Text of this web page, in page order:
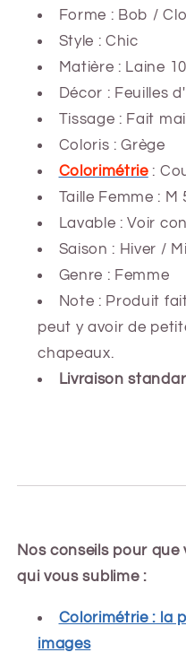
Forme : Bob /
Style : Chic
Matière : Laine
Décor : Feuilles
Tissage : Fait
Coloris : Grège
Colorimétrie:
Taille Femme : M
Lavable : Voir
Saison : Hiver /
Genre : Femme
Note : Produit
peut y avoir de
chapeaux.
Livraison
Nos conseils pour
qui vous sublime :
Colorimétrie : la
images